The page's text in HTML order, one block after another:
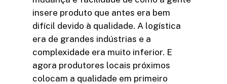
insere produto que antes era bem
difícil devido à qualidade. A logística
era de grandes indústrias e a
complexidade era muito inferior. E
agora produtores locais próximos
colocam a qualidade em primeiro